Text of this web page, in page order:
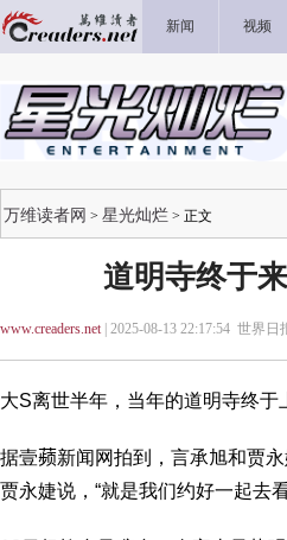
新闻 视频
万维读者网 > 星光灿烂 > 正文
道明寺终于
www.creaders.net| 2025-08-13 22:17:54 世界日
大S离世半年，当年的道明寺终于
据壹𬞟新闻网拍到，言承旭和贾
贾永婕说，“就是我们约好一起去看